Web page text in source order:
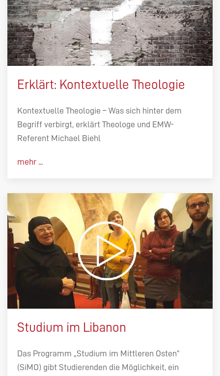
Erklärt: Kontextuelle Theologie
Kontextuelle Theologie – Was sich hinter dem
Begriff verbirgt, erklärt Theologe und EMW-
Referent Michael Biehl
mehr ...
Studium im Libanon
Das Programm „Studium im Mittleren Osten”
(SiMO) gibt Studierenden die Möglichkeit, ein